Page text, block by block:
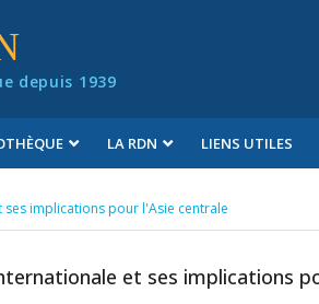
depuis 1939
LA RDN LIENS UTILES
implications pour l'Asie centrale
et ses implications